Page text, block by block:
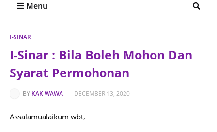
Menu
I-SINAR
I-Sinar : Bila Boleh Mohon Dan
Syarat Permohonan
BY KAK WAWA - DECEMBER 13, 2020
Assalamualaikum wbt,